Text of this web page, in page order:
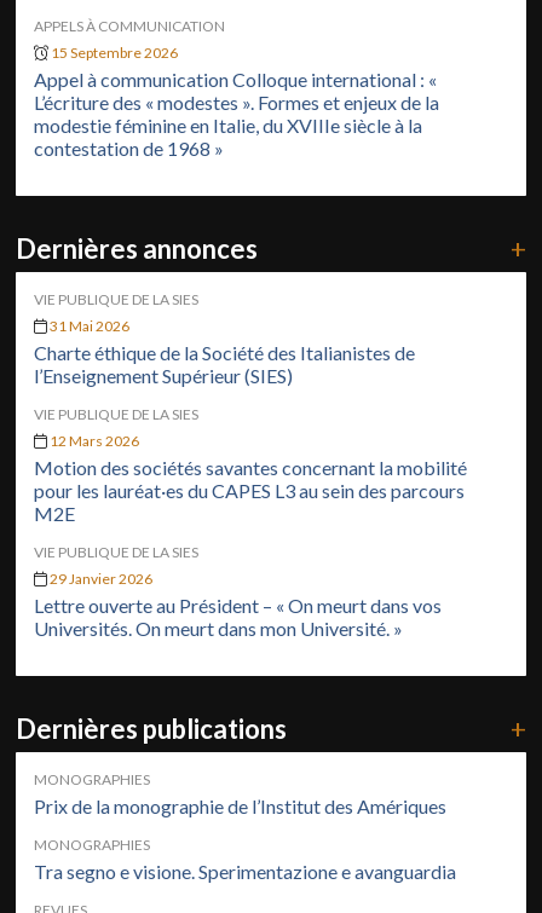
APPELS À COMMUNICATION
15 Septembre 2026
Appel à communication Colloque international : «
L’écriture des « modestes ». Formes et enjeux de la
modestie féminine en Italie, du XVIIIe siècle à la
contestation de 1968 »
Dernières annonces +
VIE PUBLIQUE DE LA SIES
31 Mai 2026
Charte éthique de la Société des Italianistes de
l’Enseignement Supérieur (SIES)
VIE PUBLIQUE DE LA SIES
12 Mars 2026
Motion des sociétés savantes concernant la mobilité
pour les lauréat·es du CAPES L3 au sein des parcours
M2E
VIE PUBLIQUE DE LA SIES
29 Janvier 2026
Lettre ouverte au Président – « On meurt dans vos
Universités. On meurt dans mon Université. »
Dernières publications +
MONOGRAPHIES
Prix de la monographie de l’Institut des Amériques
MONOGRAPHIES
Tra segno e visione. Sperimentazione e avanguardia